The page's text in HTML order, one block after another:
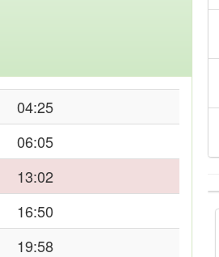
04:25
06:05
13:02
16:50
19:58